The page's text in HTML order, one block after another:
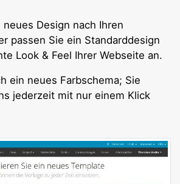
Design nach Ihren
passen Sie ein Standarddesign
Look & Feel Ihrer Webseite an.
ein neues Farbschema; Sie
jederzeit mit nur einem Klick